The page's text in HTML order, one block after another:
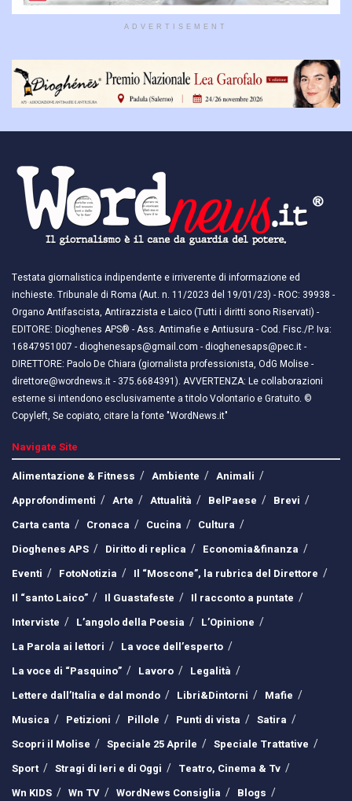
ADVERTISEMENT
Testata giornalistica indipendente e irriverente di informazione ed
inchieste. Tribunale di Roma (Aut. n. 11/2023 del 19/01/23) - ROC: 39938 -
Organo Antifascista, Antirazzista e Laico (Tutti i diritti sono Riservati) -
EDITORE: Dioghenes APS® - Ass. Antimafie e Antiusura - Cod. Fisc./P. Iva:
16847951007 - dioghenesaps@gmail.com - dioghenesaps@pec.it - ​​
DIRETTORE: Paolo De Chiara (giornalista professionista, OdG Molise -
direttore@wordnews.it - ​​375.6684391). AVVERTENZA: Le collaborazioni
esterne si intendono esclusivamente a titolo Volontario e Gratuito. ©
Copyleft, Se copiato, citare la fonte "WordNews.it"
Navigate Site
Alimentazione & Fitness
Ambiente
Animali
Approfondimenti
Arte Attualità BelPaese
Brevi
Carta canta
Cronaca Cucina
Cultura
Dioghenes APS
Diritto di replica
Economia&finanza
Eventi
FotoNotizia
Il “Moscone”, la rubrica del Direttore
Il “santo Laico”
Il Guastafeste
Il racconto a puntate
Interviste
L’angolo della Poesia
L’Opinione
La Parola ai lettori
La voce dell’esperto
La voce di “Pasquino”
Lavoro
Legalità
Lettere dall’Italia e dal mondo
Libri&Dintorni
Mafie
Musica
Petizioni Pillole Punti di vista
Satira
Scopri il Molise
Speciale 25 Aprile
Speciale Trattative
Sport
Stragi di Ieri e di Oggi
Teatro, Cinema & Tv
Wn KIDS
Wn TV WordNews Consiglia Blogs